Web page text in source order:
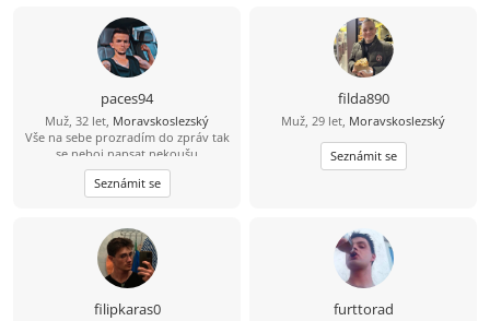
paces94
Muž, 32 let, Moravskoslezský
Vše na sebe prozradím do zpráv tak
se neboj napsat nekoušu
Seznámit se
filda890
Muž, 29 let, Moravskoslezský
Seznámit se
filipkaras0 furttorad